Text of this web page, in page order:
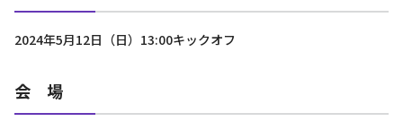
2024年5月12日（日）13:00キックオフ
会 場